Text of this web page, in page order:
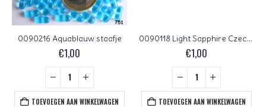
0090216 Aquablauw staafje
€1,00
TOEVOEGEN AAN WINKELWAGEN
0090118 Light Sapphire Czech Glass Facet Firepolish 8 mm 15 stuks
€1,00
TOEVOEGEN AAN WINKELWAGEN